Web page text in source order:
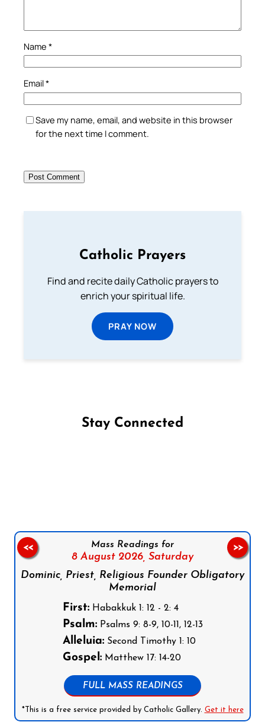
Name *
Email*
Save my name, email, and website in this browser
for the next time I comment.
Catholic Prayers
Find and recite daily Catholic prayers to
enrich your spiritual life.
PRAY NOW
Stay Connected
Mass Readings for
8 August 2026, Saturday
Dominic, Priest, Religious Founder Obligatory
Memorial
First:Habakkuk 1: 12 - 2: 4
Psalm:Psalms 9: 8-9, 10-11, 12-13
Alleluia:Second Timothy 1: 10
Gospel:Matthew 17: 14-20
FULL MASS READINGS
*This is a free service provided by Catholic Gallery. Get it here
<< >>